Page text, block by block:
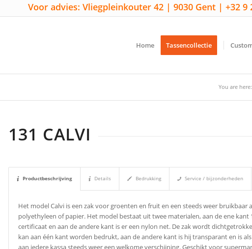
Voor advies: Vliegpleinkouter 42 | 9030 Gent | +32 9
Home Tassencollectie
You are here:
131 CALVI
Productbeschrijving Details Bedrukking Service / bijzonderheden
Het model Calvi is een zak voor groenten en fruit en een steeds weer bruikbaar
polyethyleen of papier. Het model bestaat uit twee materialen, aan de ene kant
certificaat en aan de andere kant is er een nylon net. De zak wordt
kan aan één kant worden bedrukt, aan de andere kant is hij transparant en is
aan iedere kassa steeds weer een welkome verschijning. Geschikt voor